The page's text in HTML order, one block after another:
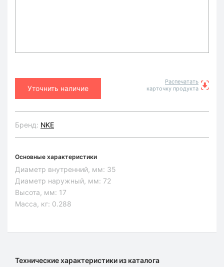
Уточнить наличие
Распечатать
карточку продукта
Бренд: NKE
Основные характеристики
Диаметр внутренний, мм: 35
Диаметр наружный, мм: 72
Высота, мм: 17
Масса, кг: 0.288
Технические характеристики из каталога